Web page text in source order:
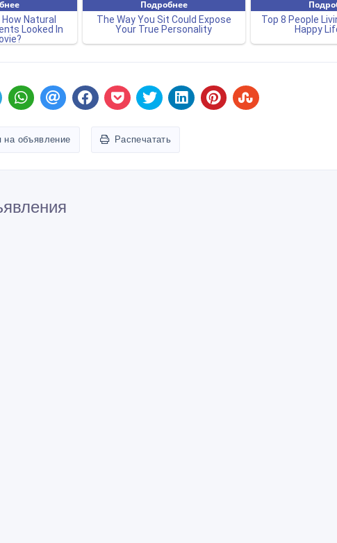
на объявление Распечатать